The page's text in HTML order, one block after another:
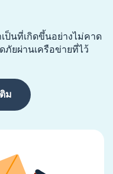
ป็นที่เกิดขึ้นอย่างไม่คาด
ภัยผ่านเครือข่ายที่ไว้
ม